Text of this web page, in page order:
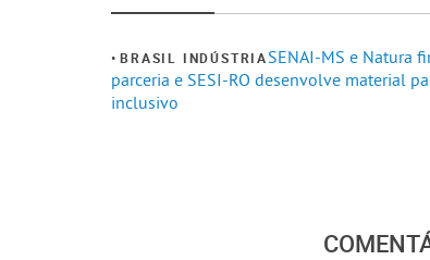
BRASIL INDÚSTRIASENAI-MS e Natura
parceria e SESI-RO desenvolve material
inclusivo